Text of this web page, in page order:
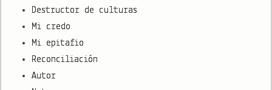
Destructor de culturas
Mi credo
Mi epitafio
Reconciliación
Autor